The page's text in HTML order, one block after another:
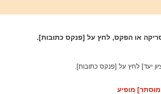
או הפקס, לחץ על [פנקס כתובות].
יעד] לחץ על [פנקס כתובות].
מופיע